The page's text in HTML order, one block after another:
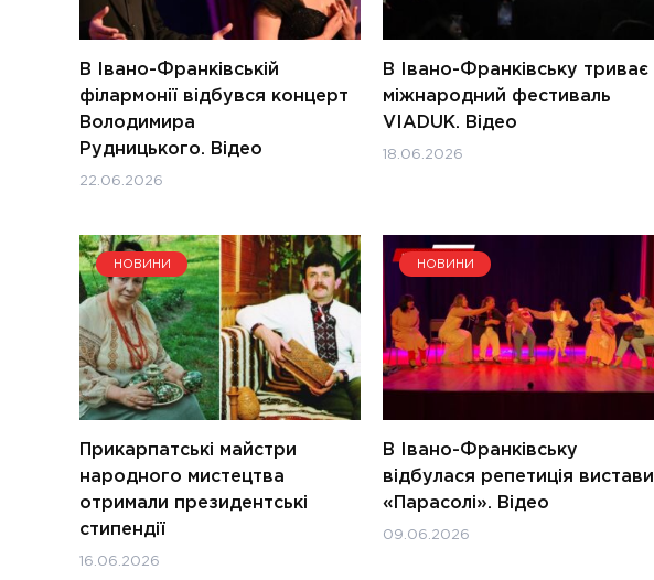
В Івано-Франківській
філармонії відбувся концерт
Володимира
Рудницького. Відео
22.06.2026
В Івано-Франківську триває
міжнародний фестиваль
VIADUK. Відео
18.06.2026
НОВИНИ
Прикарпатські майстри
народного мистецтва
отримали президентські
стипендії
16.06.2026
НОВИНИ
В Івано-Франківську
відбулася репетиція вистави
«Парасолі». Відео
09.06.2026